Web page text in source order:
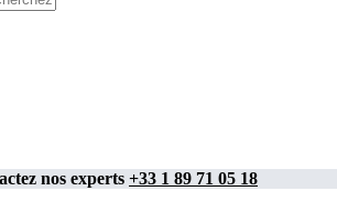
nos experts +33 1 89 71 05 18